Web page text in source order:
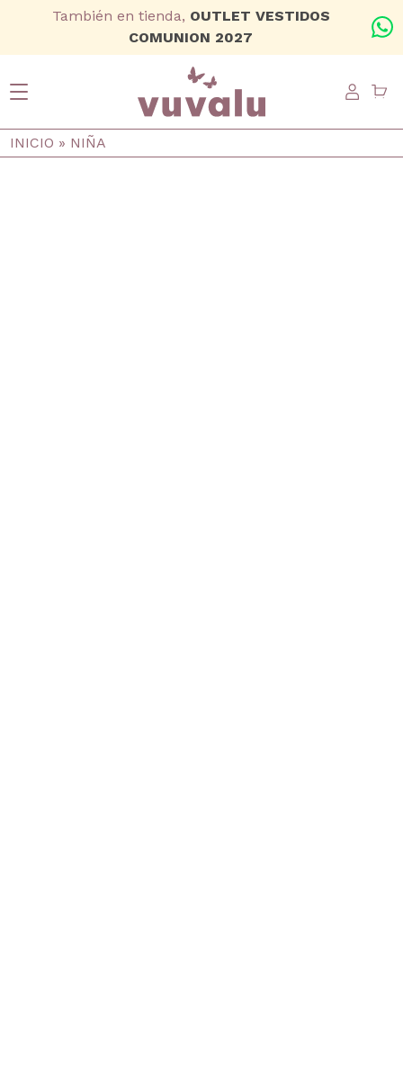
Ir al contenido principal
También en tienda, OUTLET VESTIDOS
COMUNION 2027
Ruta de navegación
INICIO NIÑA